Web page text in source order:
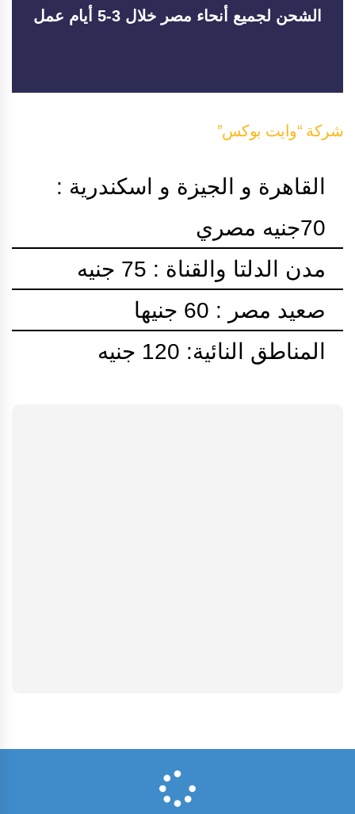
الشحن لجميع أنحاء مصر خلال 3-5 أيام عمل
شركة “وايت بوكس”
القاهرة و الجيزة و اسكندرية :
70جنيه مصري
مدن الدلتا والقناة : 75 جنيه
صعيد مصر : 60 جنيها
المناطق النائية: 120 جنيه